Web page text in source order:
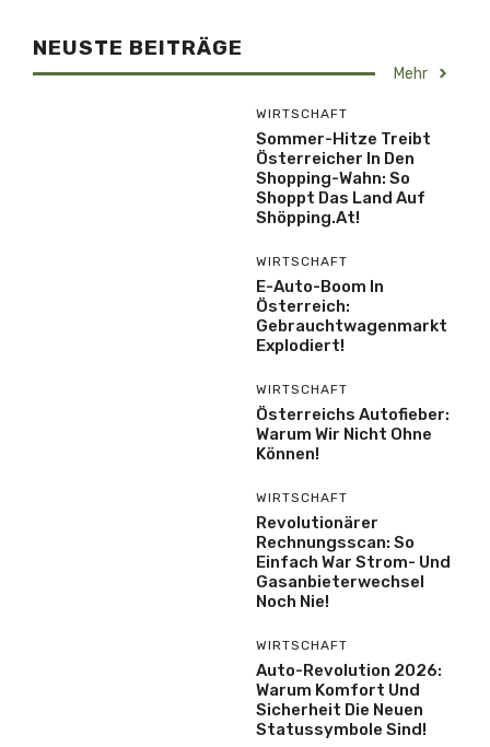
NEUSTE BEITRÄGE
Mehr
WIRTSCHAFT
Sommer-Hitze Treibt
Österreicher In Den
Shopping-Wahn: So
Shoppt Das Land Auf
Shöpping.at!
WIRTSCHAFT
E-Auto-Boom In
Österreich:
Gebrauchtwagenmarkt
Explodiert!
WIRTSCHAFT
Österreichs Autofieber:
Warum Wir Nicht Ohne
Können!
WIRTSCHAFT
Revolutionärer
Rechnungsscan: So
Einfach War Strom- Und
Gasanbieterwechsel
Noch Nie!
WIRTSCHAFT
Auto-Revolution 2026:
Warum Komfort Und
Sicherheit Die Neuen
Statussymbole Sind!